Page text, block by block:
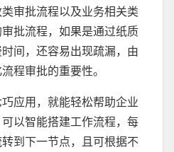
审批流程以及业务相关类
批流程，如果是通过纸质
间，还容易出现疏漏，由
程审批的重要性。
应用，就能轻松帮助企业
以智能搭建工作流程，每
到下一节点，且可根据不